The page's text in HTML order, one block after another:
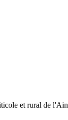
et rural de l'Ain